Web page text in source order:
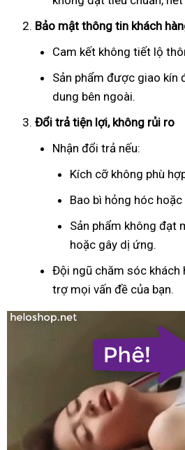
Bảo mật thông tin khách
Cam kết không tiết lộ
Sản phẩm được giao kín
dung bên ngoài.
Đổi trả tiện lợi, không rủi ro
Nhận đổi trả nếu:
Kích cỡ không phù
Bao bì hỏng hóc
Sản phẩm không đạt
hoặc gây dị ứng.
Đội ngũ chăm sóc khách
trợ mọi vấn đề của bạn.